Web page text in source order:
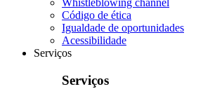
Whistleblowing channel
Código de ética
Igualdade de oportunidades
Acessibilidade
Serviços
Serviços